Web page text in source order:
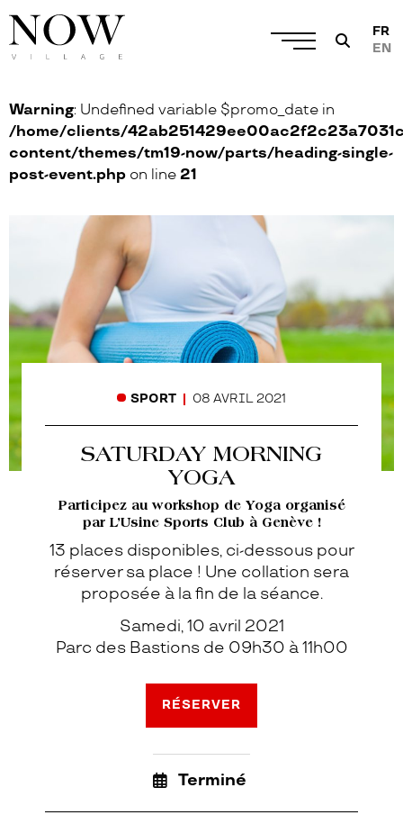
FR
EN
Warning: Undefined variable $promo_date in
/home/clients/
content/themes/tm19-now/parts/heading-single-
post-event.php on line 21
SPORT 08 AVRIL 2021
SATURDAY MORNING
YOGA
Participez au workshop de Yoga organisé
par L’Usine Sports Club à Genève !
13 places disponibles, ci-dessous pour
réserver sa place ! Une collation sera
proposée à la fin de la séance.
Samedi, 10 avril 2021
Parc des Bastions de 09h30 à 11h00
RÉSERVER
Terminé